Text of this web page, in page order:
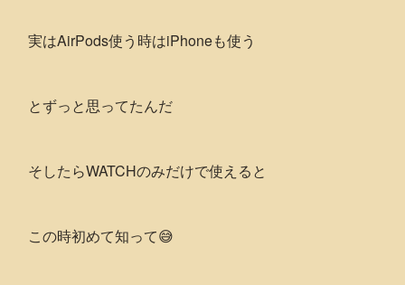
実はAirPods使う時はiPhoneも使う
とずっと思ってたんだ
そしたらWATCHのみだけで使えると
この時初めて知って😅